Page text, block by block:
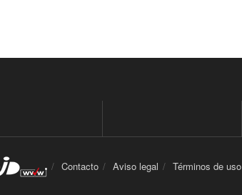
Contacto Aviso legal Términos de uso